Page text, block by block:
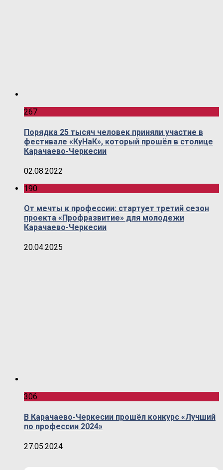
267
Порядка 25 тысяч человек приняли участие в
фестивале «КуНаК», который прошёл в столице
Карачаево-Черкесии
02.08.2022
190
От мечты к профессии: стартует третий сезон
проекта «Профразвитие» для молодежи
Карачаево-Черкесии
20.04.2025
306
В Карачаево-Черкесии прошёл конкурс «Лучший
по профессии 2024»
27.05.2024